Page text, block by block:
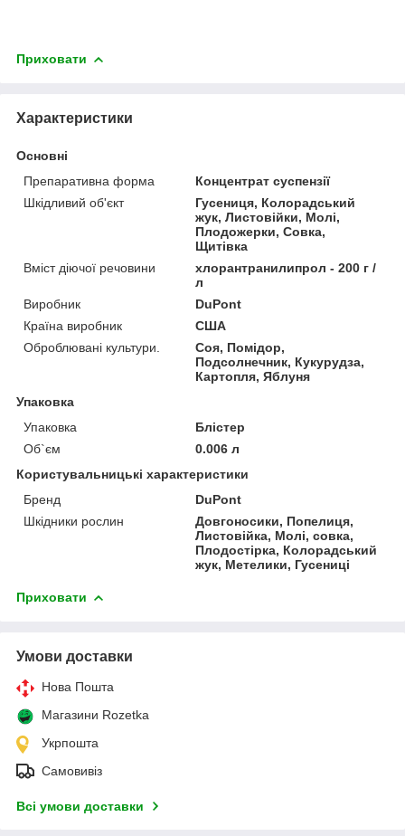
Приховати
Характеристики
Основні
Препаративна форма
Концентрат суспензії
Шкідливий об'єкт
Гусениця, Колорадський
жук, Листовійки, Молі,
Плодожерки, Совка,
Щитівка
Вміст діючої речовини
хлорантранилипрол - 200 г /
л
Виробник
DuPont
Країна виробник
США
Оброблювані культури.
Соя, Помідор,
Подсолнечник, Кукурудза,
Картопля, Яблуня
Упаковка
Упаковка
Блістер
Об`єм
0.006 л
Користувальницькі характеристики
Бренд
DuPont
Шкідники рослин
Довгоносики, Попелиця,
Листовійка, Молі, совка,
Плодостірка, Колорадський
жук, Метелики, Гусениці
Приховати
Умови доставки
Нова Пошта
Магазини Rozetka
Укрпошта
Самовивіз
Всі умови доставки